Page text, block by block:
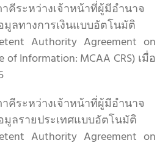
ระหว่างเจ้าหน้าที่ผู้มีอำนาจ
ลทางการเงินแบบอัตโนมัติ
Authority Agreement on
of Information: MCAA CRS) เมื่อ
ระหว่างเจ้าหน้าที่ผู้มีอำนาจ
ลรายประเทศแบบอัตโนมัติ
Authority Agreement on